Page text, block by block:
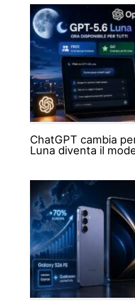
ChatGPT cambia
Luna diventa il